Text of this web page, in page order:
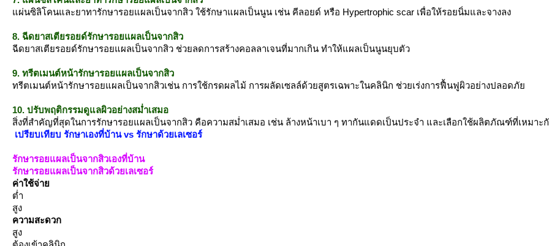
ผ่นซิลิโคนและยาทารักษารอยแผลเป็นจากสิว ใช้รักษาแผลเป็นนูน เช่น คีลอยด์ หรือ Hypertrophic scar เพื่อให้รอยนิ่มและจางลง
8. ฉีดยาสเตียรอยด์รักษารอยแผลเป็นจากสิว
ฉีดยาสเตียรอยด์รักษารอยแผลเป็นจากสิว ช่วยลดการสร้างคอลลาเจนที่มากเกิน ทำให้แผลเป็นนูนยุบตัว
9. ทรีตเมนต์หน้ารักษารอยแผลเป็นจากสิว
ทรีตเมนต์หน้ารักษารอยแผลเป็นจากสิวเช่น การใช้กรดผลไม้ การผลัดเซลล์ด้วยสูตรเฉพาะในคลินิก ช่วยเร่งการฟื้นฟูผิวอย่างปลอดภั
10. ปรับพฤติกรรมดูแลผิวอย่างสม่ำเสมอ
สิ่งที่สำคัญที่สุดในการรักษารอยแผลเป็นจากสิว คือความสม่ำเสมอ เช่น ล้างหน้าเบา ๆ ทากันแดดเป็นประจำ และเลือกใช้ผลิตภัณฑ์ที่เหมาะ
เปรียบเทียบ รักษาเองที่บ้าน vs รักษาด้วยเลเซอร์
รักษารอยแผลเป็นจากสิวเองที่บ้าน
รักษารอยแผลเป็นจากสิวด้วยเลเซอร์
ค่าใช้จ่า
ต่ำ
สูง
ความสะดวก
สูง